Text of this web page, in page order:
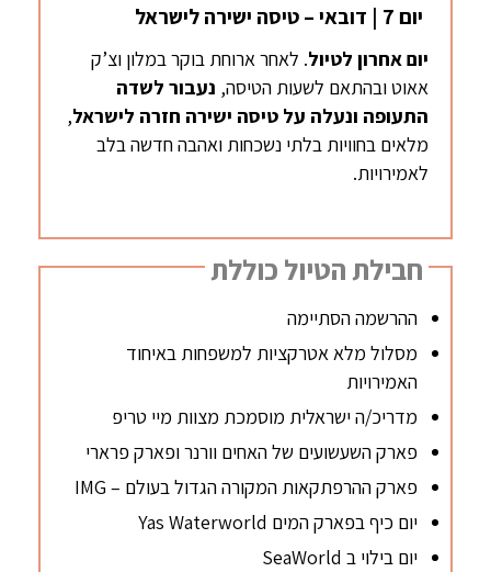
יום 7 | דובאי – טיסה ישירה לישראל
יום אחרון לטיול. לאחר ארוחת בוקר במלון וצ’ק
אאוט ובהתאם לשעות הטיסה, נעבור לשדה
התעופה ונעלה על טיסה ישירה חזרה לישראל,
מלאים בחוויות בלתי נשכחות ואהבה חדשה בלב
לאמירויות.
חבילת הטיול כוללת
ההרשמה הסתיימה
מסלול מלא אטרקציות למשפחות באיחוד
האמירויות
מדריכ/ה ישראלית מוסמכת מצוות מיי טריפ
פארק השעשועים של האחים וורנר ופארק פרארי
פארק ההרפתקאות המקורה הגדול בעולם – IMG
יום כיף בפארק המים Yas Waterworld
יום בילוי ב SeaWorld